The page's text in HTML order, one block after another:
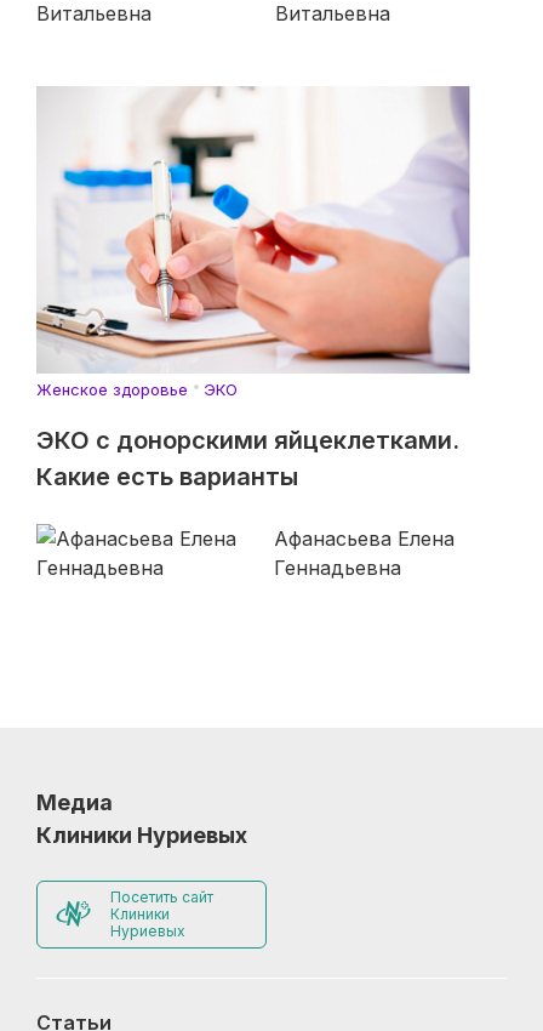
Витальевна
Женское здоровье ЭКО
ЭКО с донорскими яйцеклетками.
Какие есть варианты
Афанасьева Елена
Геннадьевна
Медиа
Клиники Нуриевых
Посетить сайт
Клиники
Нуриевых
Статьи